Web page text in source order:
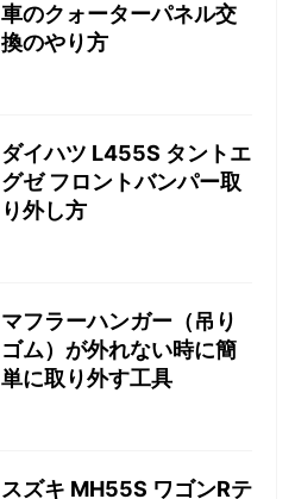
車のクォーターパネル交
換のやり方
ダイハツ L455S タントエ
グゼ フロントバンパー取
り外し方
マフラーハンガー（吊り
ゴム）が外れない時に簡
単に取り外す工具
スズキ MH55S ワゴンRテ